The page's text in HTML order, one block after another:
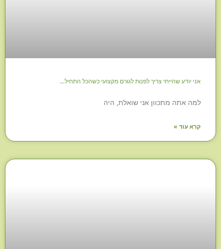
אני יודע שהייתי צריך לפנות לגורם מקצועי כשהכל התחיל…
למה אתה מתכוון אני שואלת, היה
קרא עוד »